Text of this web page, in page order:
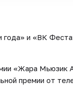
года» и «ВК
«Жара Мьюзик
премии от